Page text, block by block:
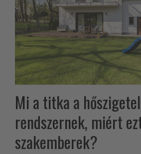
Mi a titka a
rendszernek, miért
szakemberek?